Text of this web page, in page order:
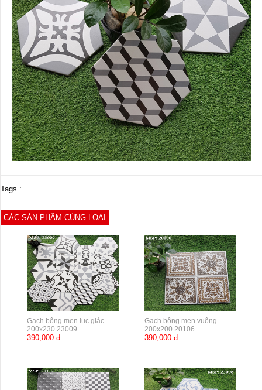
Tags :
CÁC SẢN PHẨM CÙNG LOẠI
Gạch bông men lục giác
200x230 23009
390,000 đ
Gạch bông men vuông
200x200 20106
390,000 đ